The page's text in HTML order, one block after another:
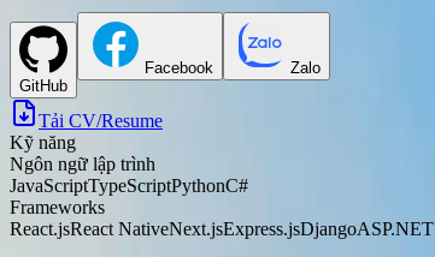
GitHub
Facebook Zalo
Tải CV/Resume
Kỹ năng
Ngôn ngữ lập trình
JavaScriptTypeScriptPythonC#
Frameworks
React.jsReact NativeNext.jsExpress.jsDjangoASP.NET